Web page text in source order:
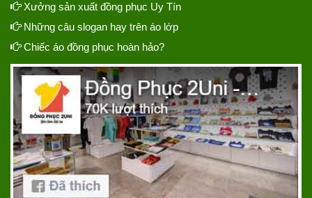
Xưởng sản xuất đồng phục Uy Tín
Những câu slogan hay trên áo lớp
Chiếc áo đồng phục hoàn hảo?